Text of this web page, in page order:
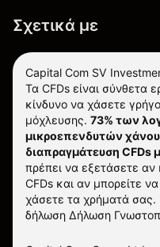
Σχετικά με
Capital Com SV
Τα CFDs είναι σύνθετα
κίνδυνο να χάσετε
μόχλευσης. 73% των
μικροεπενδυτών
διαπραγμάτευση CFDs
πρέπει να εξετάσετε αν
CFDs και αν μπορείτε
χάσετε τα χρήματά
δήλωση Δήλωση